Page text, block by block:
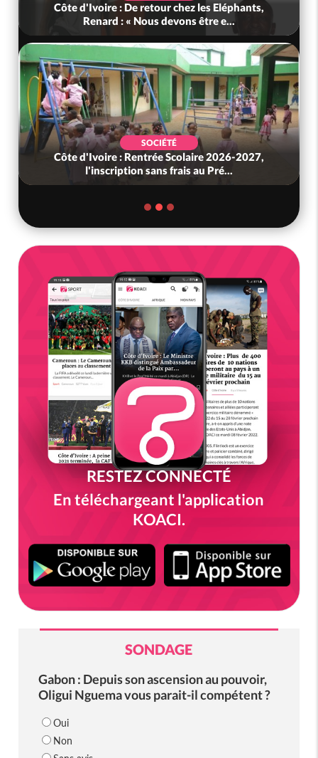
Côte d'Ivoire : De retour chez les Eléphants,
Renard : « Nous devons être e...
SOCIÉTÉ
Côte d'Ivoire : Rentrée Scolaire 2026-2027,
l'inscription sans frais au Pré...
RESTEZ CONNECTÉ
En téléchargeant l'application
KOACI.
SONDAGE
Gabon : Depuis son ascension au pouvoir,
Oligui Nguema vous parait-il compétent ?
Oui
Non